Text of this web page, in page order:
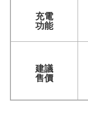
充電
功能
建議
售價